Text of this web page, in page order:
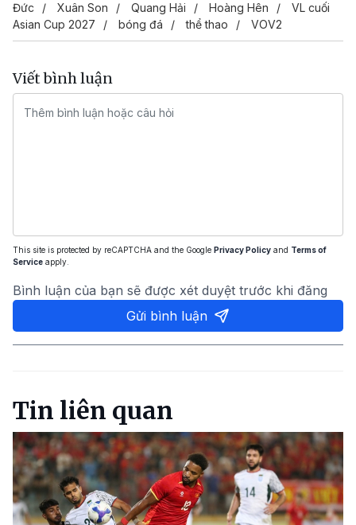
Đức
Xuân Son Quang Hải Hoàng Hên
VL cuối
Asian Cup 2027
bóng đá thể thao VOV2
Viết bình luận
This site is protected by reCAPTCHA and the Google Privacy Policy and Terms of
Service apply.
Bình luận của bạn sẽ được xét duyệt trước khi đăng
Gửi bình luận
Tin liên quan